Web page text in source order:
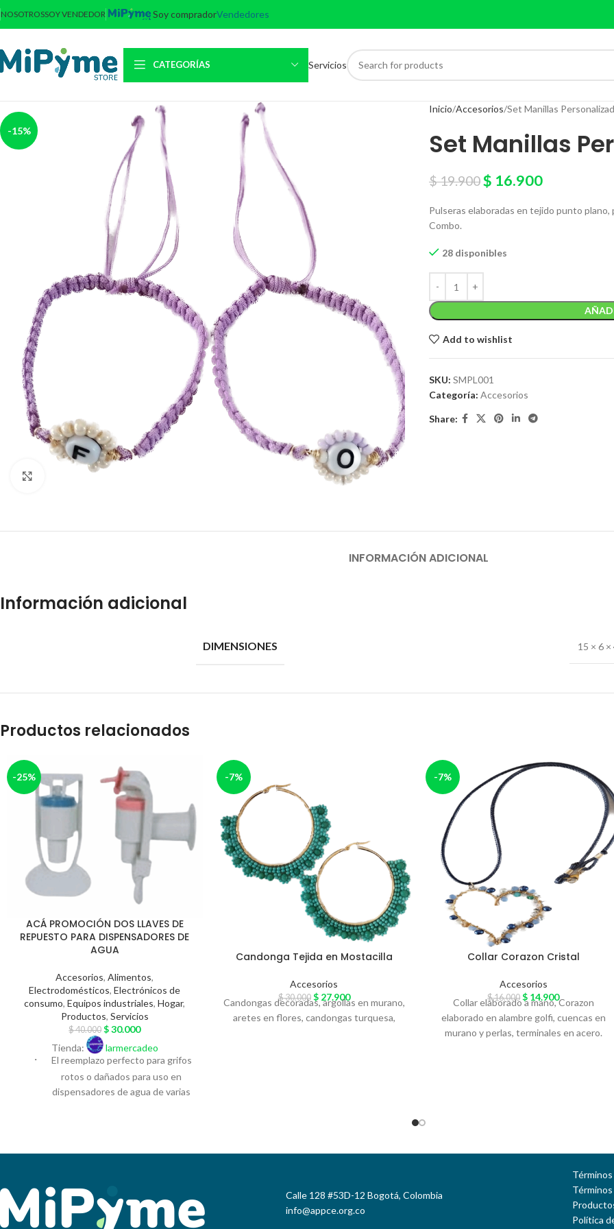
NOSOTROSSOY VENDEDOR Soy compradorVendedores
CATEGORÍAS Servicios
-15%
Click to enlarge
Inicio Accesorios Set Manillas
Set Manillas
$19.900$ 16.900
Pulseras elaboradas en tejido punto
Combo.
28 disponibles
Add to wishlist
SKU: SMPL001
Categoría: Accesorios
Share:
INFORMACIÓN ADICIONAL
Información adicional
DIMENSIONES 15 × 6 ×
Productos relacionados
-25%
ACÁ PROMOCIÓN DOS LLAVES DE
REPUESTO PARA DISPENSADORES DE
AGUA
Accesorios,Alimentos,
Electrodomésticos,Electrónicos de
consumo,Equipos industriales,Hogar,
Productos, Servicios
$40.000 $30.000
Tienda: larmercadeo
·El reemplazo perfecto para grifos
rotos o dañados para uso en
dispensadores de agua de varias
·
Rosca NPT de 3/8 de pulgada,
Hembra
-7%
Candonga Tejida en Mostacilla
Accesorios
$30.000 $27.900
Candongas decoradas, argollas en murano,
aretes en flores, candongas turquesa,
-7%
Collar Corazon Cristal
Accesorios
$16.000 $ 14.900
Collar elaborado a mano, Corazon
elaborado en alambre golfi, cuencas en
murano y perlas, terminales en acero.
Calle 128 #53D-12 Bogotá, Colombia
info@appce.org.co
Política